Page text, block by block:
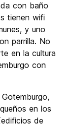
con baño
tienen wifi
y uno
parrilla. No
en la cultura
con
en los
de